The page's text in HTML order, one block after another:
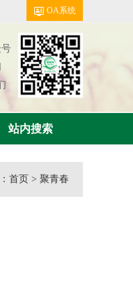
OA系统
站内搜索
首页 > 聚青春